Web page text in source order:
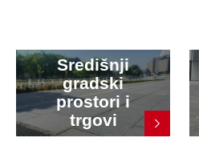
Središnji
gradski
prostori i
trgovi